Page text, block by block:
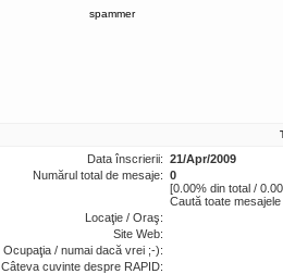
spammer
Data înscrierii: 21/Apr/2009
Numărul total de mesaje: 0
[0.00% din total /
Caută toate
Locaţie / Oraş:
Site Web:
Ocupaţia / numai dacă vrei ;-):
Câteva cuvinte despre RAPID: